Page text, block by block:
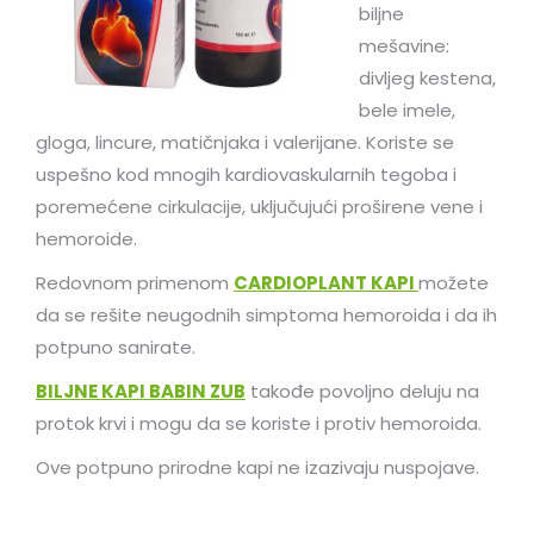
biljne
mešavine:
divljeg kestena,
bele imele,
gloga, lincure, matičnjaka i valerijane. Koriste se
uspešno kod mnogih kardiovaskularnih tegoba i
poremećene cirkulacije, uključujući proširene vene i
hemoroide.
Redovnom primenom CARDIOPLANT KAPImožete
da se rešite neugodnih simptoma hemoroida i da ih
potpuno sanirate.
BILJNE KAPI BABIN ZUB takođe povoljno deluju na
protok krvi i mogu da se koriste i protiv hemoroida.
Ove potpuno prirodne kapi ne izazivaju nuspojave.